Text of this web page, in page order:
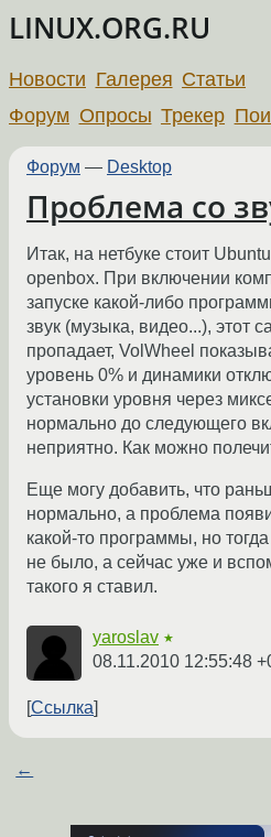
LINUX.ORG.RU
Новости Галерея Статьи
Форум Опросы Трекер
Форум — Desktop
Проблема со
Итак, на нетбуке стоит
openbox. При включении
запуске какой-либо
звук (музыка, видео...), этот
пропадает, VolWheel
уровень 0% и динамики
установки уровня через
нормально до следующего
неприятно. Как можно
Еще могу добавить, что
нормально, а проблема
какой-то программы, но
не было, а сейчас уже и
такого я ставил.
yaroslav ★
08.11.2010 12:55:48
Ссылка
←